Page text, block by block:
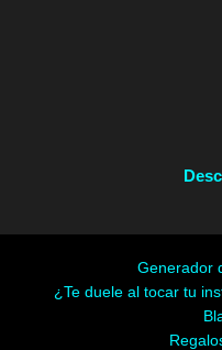
Generador
¿Te duele al tocar tu